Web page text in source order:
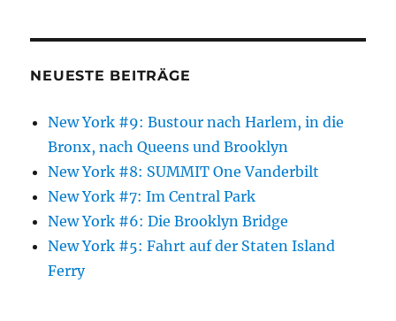
NEUESTE BEITRÄGE
New York #9: Bustour nach Harlem, in die
Bronx, nach Queens und Brooklyn
New York #8: SUMMIT One Vanderbilt
New York #7: Im Central Park
New York #6: Die Brooklyn Bridge
New York #5: Fahrt auf der Staten Island
Ferry